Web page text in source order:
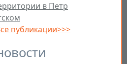
в Петр
публикации>>>